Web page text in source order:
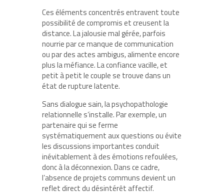
Ces éléments concentrés entravent toute
possibilité de compromis et creusent la
distance. La jalousie mal gérée, parfois
nourrie par ce manque de communication
ou par des actes ambigus, alimente encore
plus la méfiance. La confiance vacille, et
petit à petit le couple se trouve dans un
état de rupture latente.
Sans dialogue sain, la psychopathologie
relationnelle s’installe. Par exemple, un
partenaire qui se ferme
systématiquement aux questions ou évite
les discussions importantes conduit
inévitablement à des émotions refoulées,
donc à la déconnexion. Dans ce cadre,
l’absence de projets communs devient un
reflet direct du désintérêt affectif.